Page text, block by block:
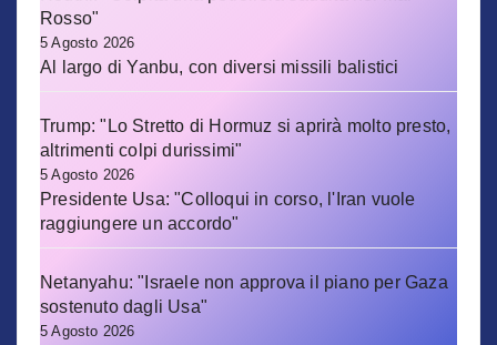
Rosso"
5 Agosto 2026
Al largo di Yanbu, con diversi missili balistici
Trump: "Lo Stretto di Hormuz si aprirà molto presto,
altrimenti colpi durissimi"
5 Agosto 2026
Presidente Usa: "Colloqui in corso, l'Iran vuole
raggiungere un accordo"
Netanyahu: "Israele non approva il piano per Gaza
sostenuto dagli Usa"
5 Agosto 2026